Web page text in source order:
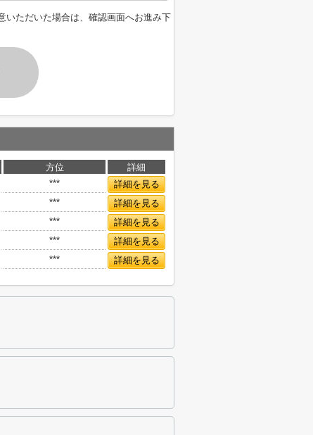
いただいた場合は、確認画面へお進み下
方位
詳細
***
詳細を見る
***
詳細を見る
***
詳細を見る
***
詳細を見る
*** 詳細を見る